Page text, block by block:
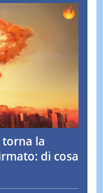
torna la
di cosa